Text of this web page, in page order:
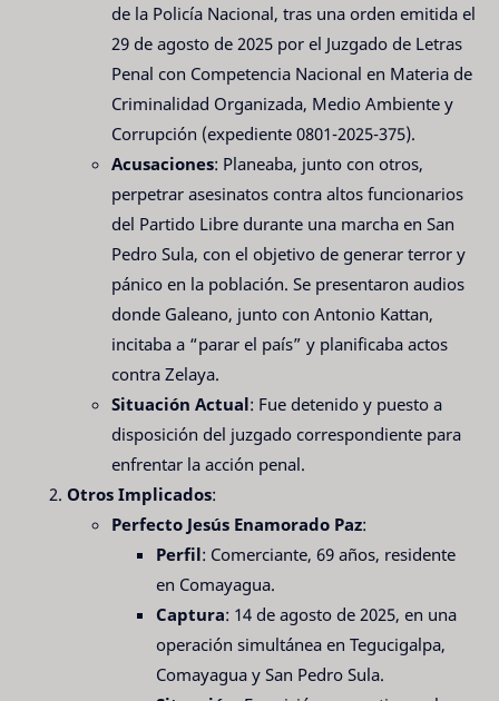
de la Policía Nacional, tras una orden emitida el
29 de agosto de 2025 por el Juzgado de Letras
Penal con Competencia Nacional en Materia de
Criminalidad Organizada, Medio Ambiente y
Corrupción (expediente 0801-2025-375).
Acusaciones: Planeaba, junto con otros,
perpetrar asesinatos contra altos funcionarios
del Partido Libre durante una marcha en San
Pedro Sula, con el objetivo de generar terror y
pánico en la población. Se presentaron audios
donde Galeano, junto con Antonio Kattan,
incitaba a “parar el país” y planificaba actos
contra Zelaya.
Situación Actual: Fue detenido y puesto a
disposición del juzgado correspondiente para
enfrentar la acción penal.
Otros Implicados:
Perfecto Jesús Enamorado Paz:
Perfil: Comerciante, 69 años, residente
en Comayagua.
Captura: 14 de agosto de 2025, en una
operación simultánea en Tegucigalpa,
Comayagua y San Pedro Sula.